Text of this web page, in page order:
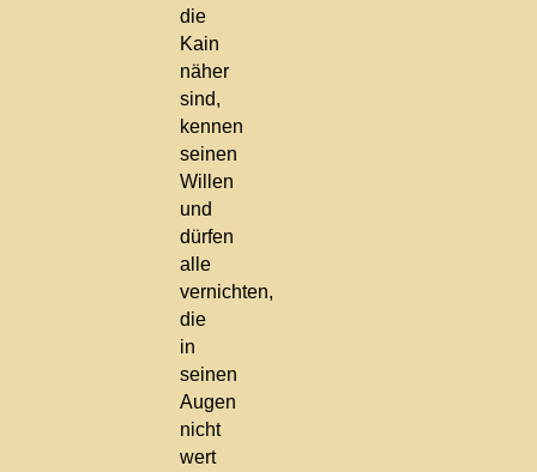
die
Kain
näher
sind,
kennen
seinen
Willen
und
dürfen
alle
vernichten,
die
in
seinen
Augen
nicht
wert